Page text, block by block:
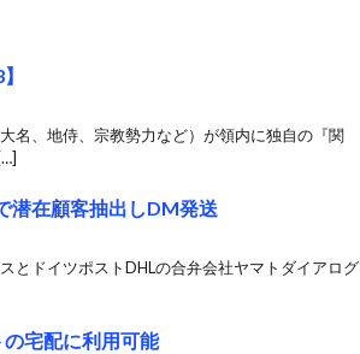
名、地侍、宗教勢力など）が領内に独自の『関
潜在顧客抽出しDM発送
とドイツポストDHLの合弁会社ヤマトダイアログ
の宅配に利用可能